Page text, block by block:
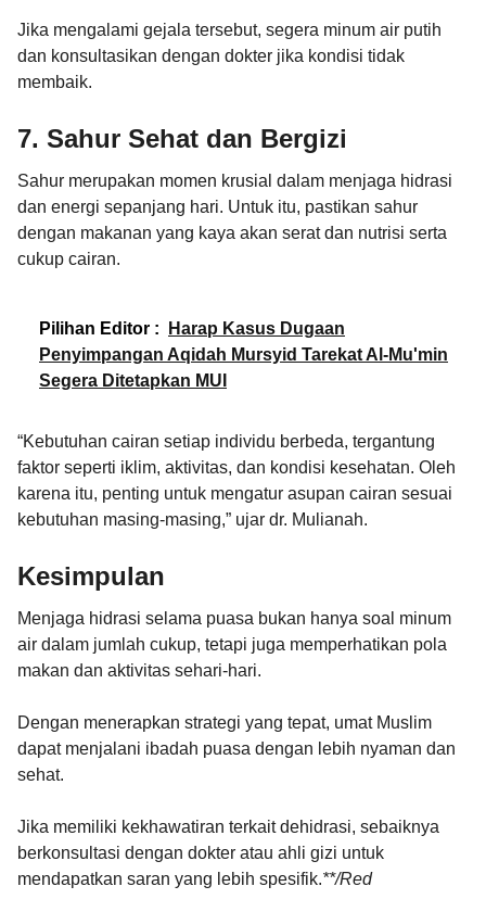
Jika mengalami gejala tersebut, segera minum air putih
dan konsultasikan dengan dokter jika kondisi tidak
membaik.
7. Sahur Sehat dan Bergizi
Sahur merupakan momen krusial dalam menjaga hidrasi
dan energi sepanjang hari. Untuk itu, pastikan sahur
dengan makanan yang kaya akan serat dan nutrisi serta
cukup cairan.
Pilihan Editor :
Harap Kasus Dugaan
Penyimpangan Aqidah Mursyid Tarekat Al-Mu'min
Segera Ditetapkan MUI
“Kebutuhan cairan setiap individu berbeda, tergantung
faktor seperti iklim, aktivitas, dan kondisi kesehatan. Oleh
karena itu, penting untuk mengatur asupan cairan sesuai
kebutuhan masing-masing,” ujar dr. Mulianah.
Kesimpulan
Menjaga hidrasi selama puasa bukan hanya soal minum
air dalam jumlah cukup, tetapi juga memperhatikan pola
makan dan aktivitas sehari-hari.
Dengan menerapkan strategi yang tepat, umat Muslim
dapat menjalani ibadah puasa dengan lebih nyaman dan
sehat.
Jika memiliki kekhawatiran terkait dehidrasi, sebaiknya
berkonsultasi dengan dokter atau ahli gizi untuk
mendapatkan saran yang lebih spesifik.**/Red